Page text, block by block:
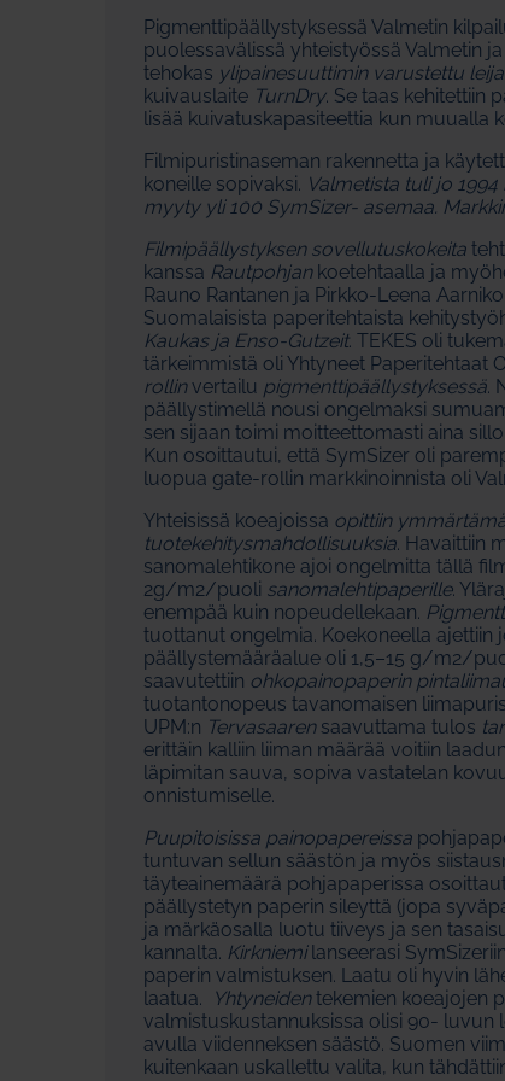
Pigmenttipäällystyksessä Valmetin
puolessavälissä yhteistyössä Valmetin
tehokas ylipainesuuttimin varustettu
kuivauslaite TurnDry. Se taas kehitettiin
lisää kuivatuskapasiteettia kun muualla
Filmipuristinaseman rakennetta ja
koneille sopivaksi. Valmetista tuli jo
myyty yli 100 SymSizer- asemaa.
Filmipäällystyksen sovellutuskokeita
kanssa Rautpohjankoetehtaalla ja
Rauno Rantanen ja Pirkko-Leena
Suomalaisista paperitehtaista
Kaukas ja Enso-Gutzeit. TEKES oli
tärkeimmistä oli Yhtyneet Paperitehtaat
rollinvertailu pigmenttipäällystyksessä.
päällystimellä nousi ongelmaksi
sen sijaan toimi moitteettomasti aina
Kun osoittautui, että SymSizer oli
luopua gate-rollin markkinoinnista oli
Yhteisissä koeajoissa opittiin
tuotekehitysmahdollisuuksia. Havaittiin
sanomalehtikone ajoi ongelmitta tällä
2g/m2/puoli sanomalehtipaperille.
enempää kuin nopeudellekaan.
tuottanut ongelmia. Koekoneella
päällystemääräalue oli 1,5–15 g/m2/
saavutettiin ohkopainopaperin
tuotantonopeus tavanomaisen
UPM:n Tervasaarensaavuttama tulos
erittäin kalliin liiman määrää voitiin
läpimitan sauva, sopiva vastatelan
onnistumiselle.
Puupitoisissa painopapereissa
tuntuvan sellun säästön ja myös
täyteainemäärä pohjapaperissa
päällystetyn paperin sileyttä (jopa
ja märkäosalla luotu tiiveys ja sen
kannalta. Kirkniemilanseerasi
paperin valmistuksen. Laatu oli hyvin
laatua.
Yhtyneidentekemien koeajojen
valmistuskustannuksissa olisi 90-
avulla viidenneksen säästö. Suomen
kuitenkaan uskallettu valita, kun